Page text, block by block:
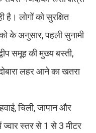
है। लोगों को सुरक्षित
के अनुसार, पहली सुनामी
समूह की मुख्य बस्ती,
लहर आने का खतरा
चिली, जापान और
ज्वार स्तर से 1 से 3 मीटर